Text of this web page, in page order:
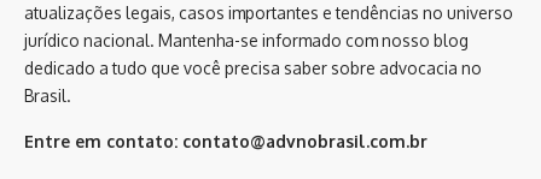
atualizações legais, casos importantes e tendências no universo
jurídico nacional. Mantenha-se informado com nosso blog
dedicado a tudo que você precisa saber sobre advocacia no
Brasil.
Entre em contato: contato@advnobrasil.com.br